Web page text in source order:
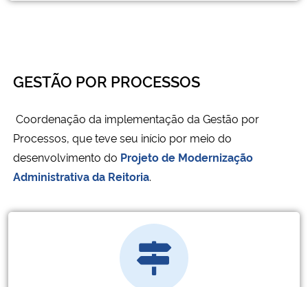
GESTÃO POR PROCESSOS
Coordenação da implementação da Gestão por
Processos, que teve seu início por meio do
desenvolvimento do Projeto de Modernização
Administrativa da Reitoria.